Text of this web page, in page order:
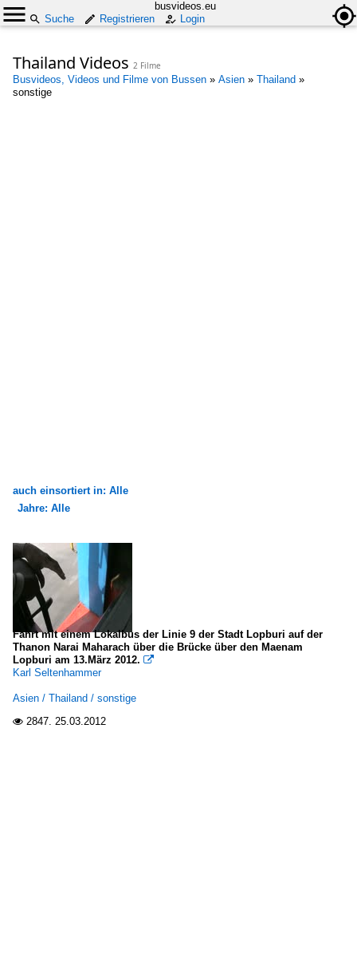
busvideos.eu
Suche
Registrieren Login
Thailand Videos 2 Filme
Busvideos, Videos und Filme von Bussen » Asien » Thailand »
sonstige
auch einsortiert in: Alle
Jahre: Alle
Alle Jahre
2010
2011
2012
Fahrt mit einem Lokalbus der Linie 9 der Stadt Lopburi auf der
Thanon Narai Maharach über die Brücke über den Maenam
Lopburi am 13.März 2012. 
Karl Seltenhammer
Asien / Thailand / sonstige
 2847. 25.03.2012